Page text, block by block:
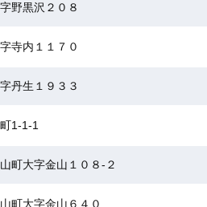
野黒沢２０８
寺内１１７０
丹生１９３３
1-1-1
町大字金山１０８-２
町大字金山６４０